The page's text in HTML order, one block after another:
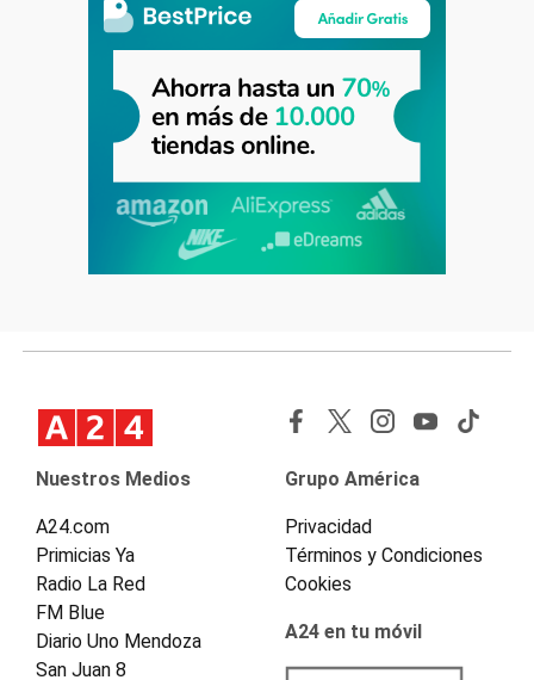
Nuestros Medios
A24.com
Primicias Ya
Radio La Red
FM Blue
Diario Uno Mendoza
San Juan 8
Grupo América
Privacidad
Términos y Condiciones
Cookies
A24 en tu móvil